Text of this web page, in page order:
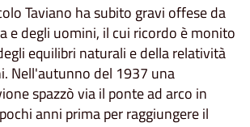
Taviano ha subito gravi offese da
e degli uomini, il cui ricordo è monito
equilibri naturali e della relatività
Nell'autunno del 1937 una
spazzò via il ponte ad arco in
anni prima per raggiungere il